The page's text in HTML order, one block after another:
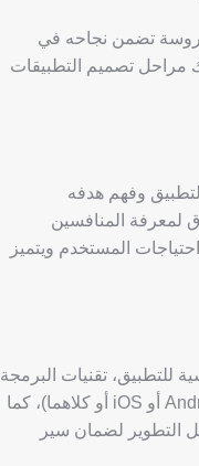
تضمن نجاحه في
مراحل تصميم التطبيقات
وفهم هدفه
لمعرفة المنافسين
المستخدم ويتميز
للتطبيق، تقنيات البرمجة
المناسبة، ونظام التشغيل المستهدف (Android أو iOS أو كلاهما)، كما
لضمان سير